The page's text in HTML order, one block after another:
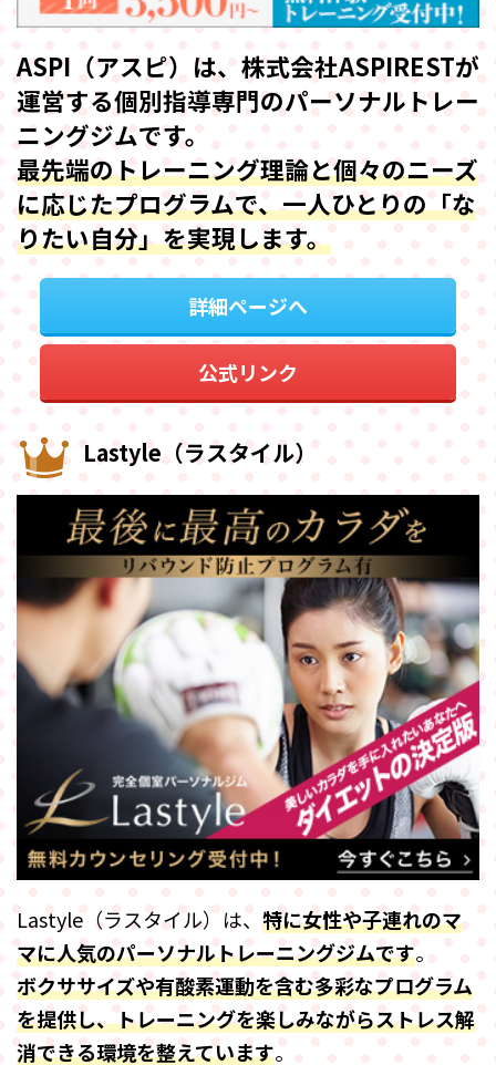
ASPI（アスピ）は、株式会社ASPIRESTが
運営する個別指導専門のパーソナルトレー
ニングジムです。
最先端のトレーニング理論と個々のニーズ
に応じたプログラムで、一人ひとりの「な
りたい自分」を実現します。
詳細ページへ
公式リンク
Lastyle（ラスタイル）
Lastyle（ラスタイル）は、 特に女性や子連れのマ
マに人気のパーソナルトレーニングジムです。
ボクササイズや有酸素運動を含む多彩なプログラム
を提供し、トレーニングを楽しみながらストレス解
消できる環境を整えています。